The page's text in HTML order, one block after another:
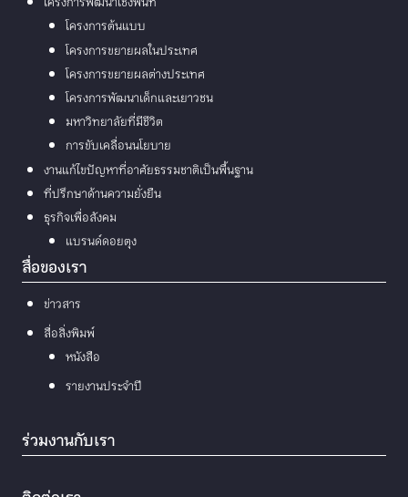
โครงการต้นแบบ
โครงการขยายผลในประเทศ
โครงการขยายผลต่างประเทศ
โครงการพัฒนาเด็กและเยาวชน
มหาวิทยาลัยที่มีชีวิต
การขับเคลื่อนนโยบาย
งานแก้ไขปัญหาที่อาศัยธรรมชาติเป็นพื้นฐาน
ที่ปรึกษาด้านความยั่งยืน
ธุรกิจเพื่อสังคม
แบรนด์ดอยตุง
สื่อของเรา
ข่าวสาร
สื่อสิ่งพิมพ์
หนังสือ
รายงานประจำปี
ร่วมงานกับเรา